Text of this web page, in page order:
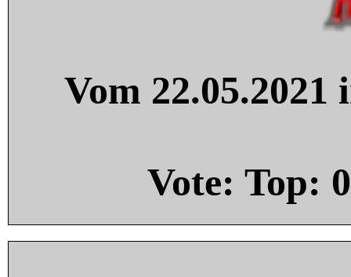
Vom
Vote: Top: 0